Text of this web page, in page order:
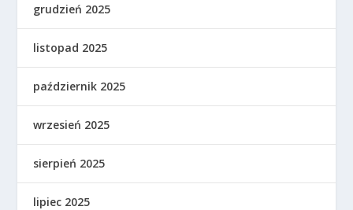
grudzień 2025
listopad 2025
październik 2025
wrzesień 2025
sierpień 2025
lipiec 2025